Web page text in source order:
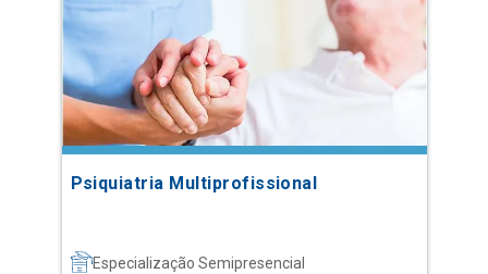
Psiquiatria Multiprofissional
Especialização Semipresencial